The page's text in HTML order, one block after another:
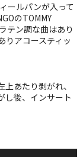
ールパンが入って
のTOMMY
テン調な曲はあり
りアコースティッ
あたり剥がれ、
し後、インサート